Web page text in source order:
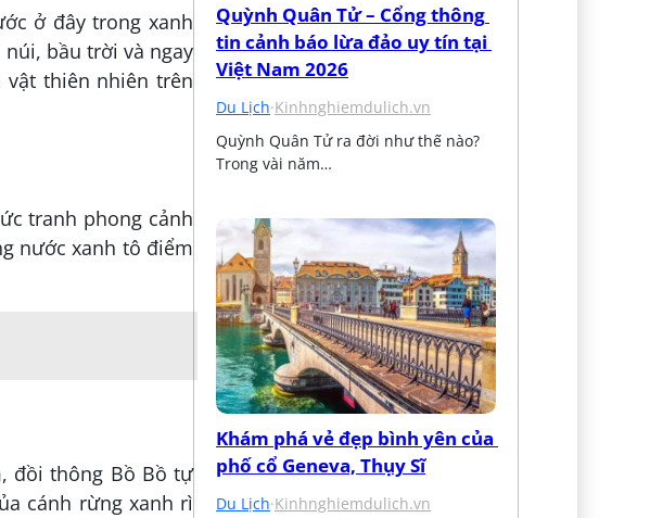
ở đây trong xanh
bầu trời và ngay
thiên nhiên trên
tranh phong cảnh
nước xanh tô điểm
đồi thông Bồ Bồ tự
cánh rừng xanh rì
Quỳnh Quân Tử – Cổng thông
tin cảnh báo lừa đảo uy tín tại
Việt Nam 2026
Du Lịch·Kinhnghiemdulich.vn
Quỳnh Quân Tử ra đời như thế nào?
Trong vài năm…
Khám phá vẻ đẹp bình yên của
phố cổ Geneva, Thụy Sĩ
Du Lịch·Kinhnghiemdulich.vn